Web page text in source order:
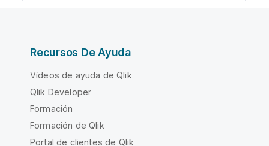
Recursos De Ayuda
Vídeos de ayuda de Qlik
Qlik Developer
Formación
Formación de Qlik
Portal de clientes de Qlik